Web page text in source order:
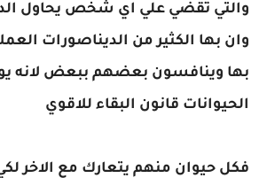
والتي تقضي علي اي شخص يحاول
وان بها الكثير من الديناصورات
بها وينافسون بعضهم ببعض لانه
الحيوانات قانون البقاء للاقوي
فكل حيوان منهم يتعارك مع الاخر